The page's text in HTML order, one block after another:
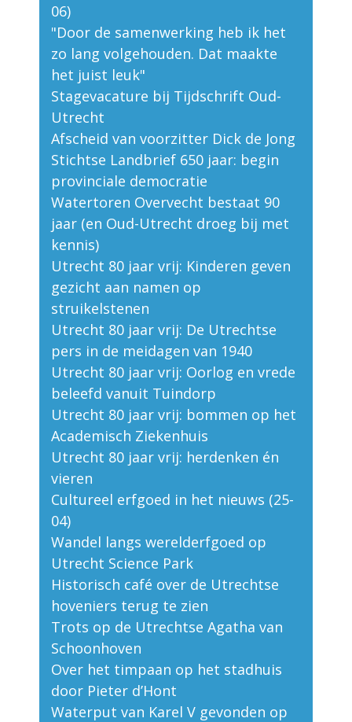
06)
"Door de samenwerking heb ik het
zo lang volgehouden. Dat maakte
het juist leuk"
Stagevacature bij Tijdschrift Oud-
Utrecht
Afscheid van voorzitter Dick de Jong
Stichtse Landbrief 650 jaar: begin
provinciale democratie
Watertoren Overvecht bestaat 90
jaar (en Oud-Utrecht droeg bij met
kennis)
Utrecht 80 jaar vrij: Kinderen geven
gezicht aan namen op
struikelstenen
Utrecht 80 jaar vrij: De Utrechtse
pers in de meidagen van 1940
Utrecht 80 jaar vrij: Oorlog en vrede
beleefd vanuit Tuindorp
Utrecht 80 jaar vrij: bommen op het
Academisch Ziekenhuis
Utrecht 80 jaar vrij: herdenken én
vieren
Cultureel erfgoed in het nieuws (25-
04)
Wandel langs werelderfgoed op
Utrecht Science Park
Historisch café over de Utrechtse
hoveniers terug te zien
Trots op de Utrechtse Agatha van
Schoonhoven
Over het timpaan op het stadhuis
door Pieter d’Hont
Waterput van Karel V gevonden op